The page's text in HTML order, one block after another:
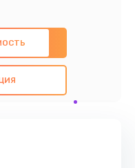
ремонт с
компонентов, а
всех
- предоставить
записаться на